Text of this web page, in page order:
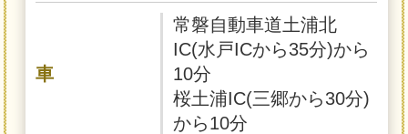
車
常磐自動車道土浦北
IC(水戸ICから35分)から
10分
桜土浦IC(三郷から30分)
から10分